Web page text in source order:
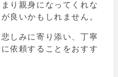
り親身になってくれな
良いかもしれません。
しみに寄り添い、丁寧
依頼することをおすす